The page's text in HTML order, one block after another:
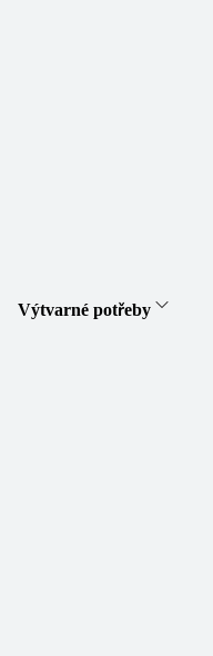
Výtvarné potřeby